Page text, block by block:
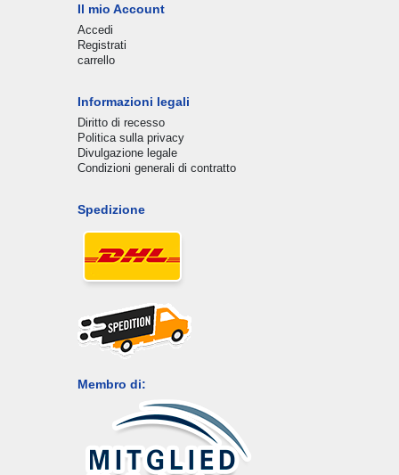
Il mio Account
Accedi
Registrati
carrello
Informazioni legali
Diritto di recesso
Politica sulla privacy
Divulgazione legale
Condizioni generali di contratto
Spedizione
Membro di: